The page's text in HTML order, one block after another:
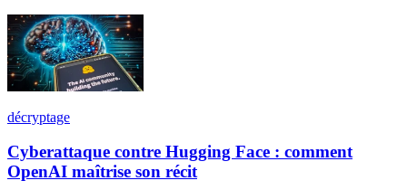
décryptage
Cyberattaque contre Hugging Face : comment
OpenAI maîtrise son récit